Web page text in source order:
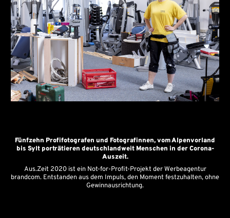
Fünfzehn Profifotografen und Fotografinnen, vom Alpenvorland
bis Sylt porträtieren deutschlandweit Menschen in der Corona-
Auszeit.
Aus.Zeit 2020 ist ein Not-for-Profit-Projekt der Werbeagentur
brandcom. Entstanden aus dem Impuls, den Moment festzuhalten, ohne
Gewinnausrichtung.